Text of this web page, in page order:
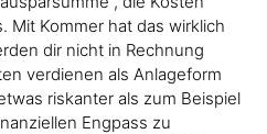
Mit Kommer hat das wirklich
dir nicht in Rechnung
verdienen als Anlageform
riskanter als zum Beispiel
Engpass zu